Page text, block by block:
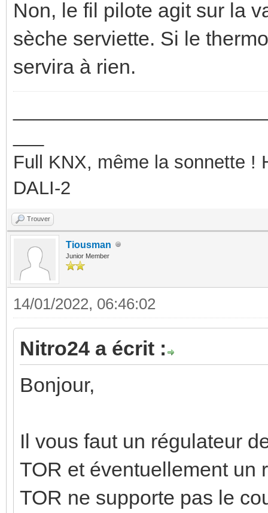
Non, le fil pilote agit sur la
sèche serviette. Si le
servira à rien.
Full KNX, même la sonnette !
DALI-2
Trouver
Tiousman
Junior Member
14/01/2022, 06:46:02
Nitro24 a écrit :
Bonjour,
Il vous faut un régulateur
TOR et éventuellement un
TOR ne supporte pas le